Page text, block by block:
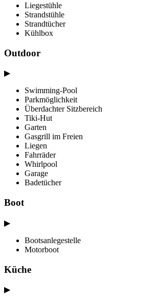
Liegestühle
Strandstühle
Strandtücher
Kühlbox
Outdoor
▶
Swimming-Pool
Parkmöglichkeit
Überdachter Sitzbereich
Tiki-Hut
Garten
Gasgrill im Freien
Liegen
Fahrräder
Whirlpool
Garage
Badetücher
Boot
▶
Bootsanlegestelle
Motorboot
Küche
▶